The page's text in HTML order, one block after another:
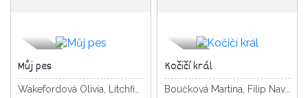
Můj pes Kočičí král